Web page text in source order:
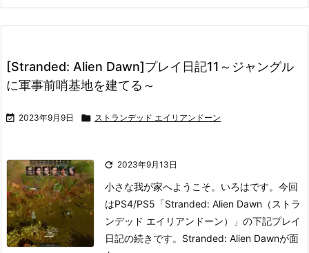
[Stranded: Alien Dawn]プレイ日記11～ジャングル
に軍事前哨基地を建てる～
 2023年9月9日  ストランデッド エイリアンドーン
 2023年9月13日
小さな我が家へようこそ。いろはです。 今回
はPS4/PS5「Stranded: Alien Dawn（ストラ
ンデッド エイリアンドーン）」の下記プレイ
日記の続きです。 Stranded: Alien Dawnが面